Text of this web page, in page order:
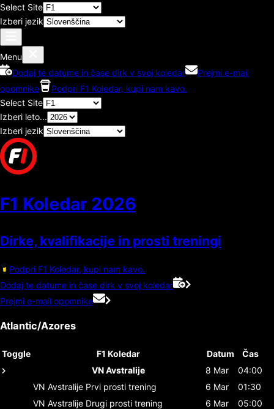
Select Site
Izberi jezik
Menu
Dodaj te datume in čase dirk v svoj koledar
Prejmi e-mail
opomnike
Podpri F1 Koledar, kupi nam kavo.
Select Site
Izberi leto...
Izberi jezik
F1 Koledar 2026
Dirke, kvalifikacije in prosti treningi
Podpri F1 Koledar, kupi nam kavo.
Dodaj te datume in čase dirk v svoj koledar
Prejmi e-mail opomnike
Atlantic/Azores
Toggle F1 Koledar Datum
Čas
VN Avstralije
8 Mar
04:00
VN Avstralije Prvi prosti trening 6 Mar
01:30
VN Avstralije Drugi prosti trening 6 Mar
05:00